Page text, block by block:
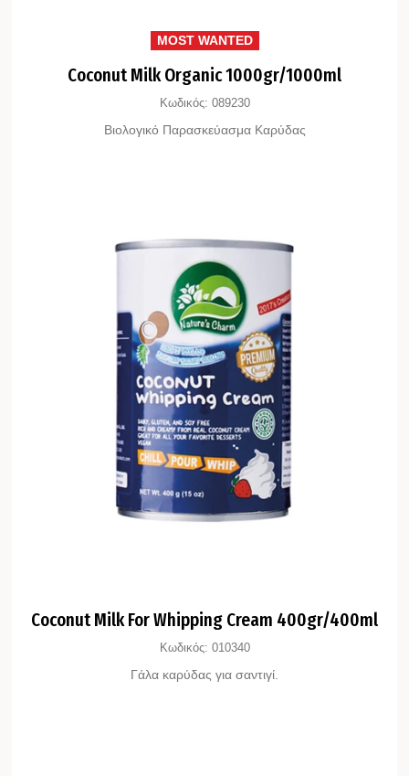
MOST WANTED
Coconut Milk Organic 1000gr/1000ml
Κωδικός: 089230
Βιολογικό Παρασκεύασμα Καρύδας
Coconut Milk For Whipping Cream 400gr/400ml
Κωδικός: 010340
Γάλα καρύδας για σαντιγί.